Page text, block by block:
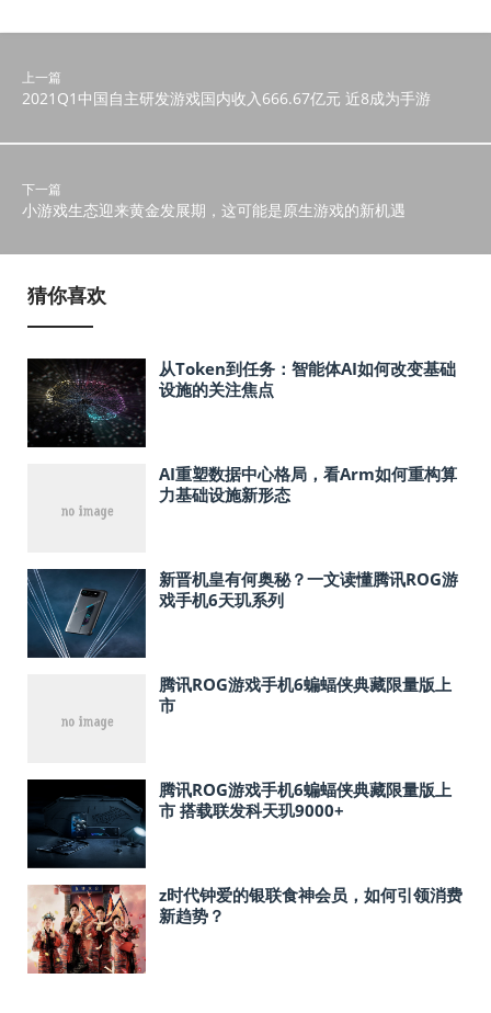
上一篇
2021Q1中国自主研发游戏国内收入666.67亿元 近8成为手游
下一篇
小游戏生态迎来黄金发展期，这可能是原生游戏的新机遇
猜你喜欢
从Token到任务：智能体AI如何改变基础
设施的关注焦点
AI重塑数据中心格局，看Arm如何重构算
力基础设施新形态
新晋机皇有何奥秘？一文读懂腾讯ROG游
戏手机6天玑系列
腾讯ROG游戏手机6蝙蝠侠典藏限量版上
市
腾讯ROG游戏手机6蝙蝠侠典藏限量版上
市 搭载联发科天玑9000+
z时代钟爱的银联食神会员，如何引领消费
新趋势？